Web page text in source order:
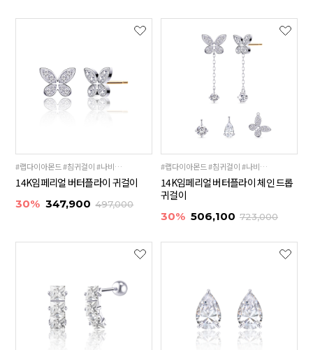
#랩다이아몬드 #침귀걸이 #나비참귀걸이
14K임페리얼 버터플라이 귀걸이
30% 347,900 497,000
#랩다이아몬드 #침귀걸이 #나비참귀걸이
14K임페리얼 버터플라이 체인 드롭
귀걸이
30% 506,100 723,000